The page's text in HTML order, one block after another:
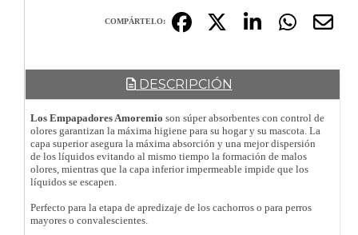
COMPÁRTELO:
DESCRIPCIÓN
Los Empapadores Amoremio son súper absorbentes con control de
olores garantizan la máxima higiene para su hogar y su mascota. La
capa superior asegura la máxima absorción y una mejor dispersión
de los líquidos evitando al mismo tiempo la formación de malos
olores, mientras que la capa inferior impermeable impide que los
líquidos se escapen.
Perfecto para la etapa de apredizaje de los cachorros o para perros
mayores o convalescientes.